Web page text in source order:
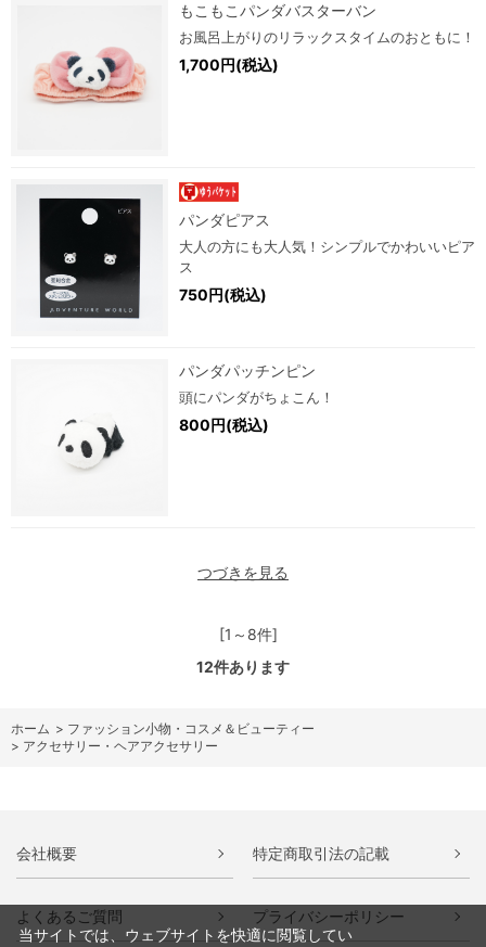
もこもこパンダバスターバン
お風呂上がりのリラックスタイムのおともに！
1,700円(税込)
パンダピアス
大人の方にも大人気！シンプルでかわいいピア
ス
750円(税込)
パンダパッチンピン
頭にパンダがちょこん！
800円(税込)
つづきを見る
[1～8件]
12件あります
ホーム > ファッション小物・コスメ＆ビューティー
> アクセサリー・ヘアアクセサリー
会社概要 特定商取引法の記載
よくあるご質問 プライバシーポリシー
当サイトでは、ウェブサイトを快適に閲覧してい